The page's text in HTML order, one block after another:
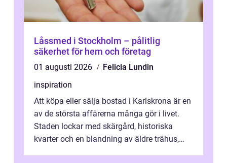
Låssmed i Stockholm – pålitlig
säkerhet för hem och företag
01 augusti 2026
Felicia Lundin
inspiration
Att köpa eller sälja bostad i Karlskrona är en
av de största affärerna många gör i livet.
Staden lockar med skärgård, historiska
kvarter och en blandning av äldre trähus,